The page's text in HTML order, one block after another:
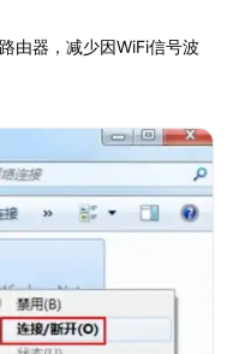
由器，减少因WiFi信号波